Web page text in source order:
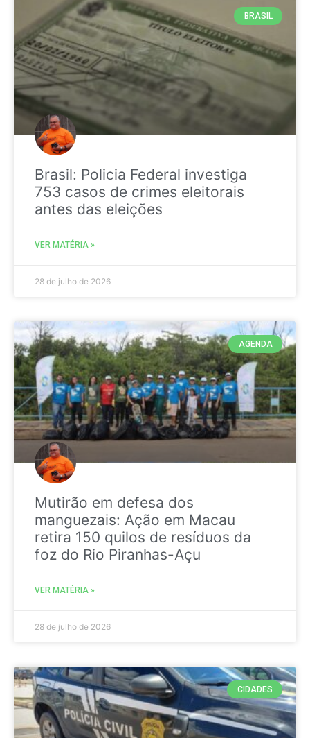
BRASIL
Brasil: Policia Federal investiga
753 casos de crimes eleitorais
antes das eleições
VER MATÉRIA »
28 de julho de 2026
AGENDA
Mutirão em defesa dos
manguezais: Ação em Macau
retira 150 quilos de resíduos da
foz do Rio Piranhas-Açu
VER MATÉRIA »
28 de julho de 2026
CIDADES